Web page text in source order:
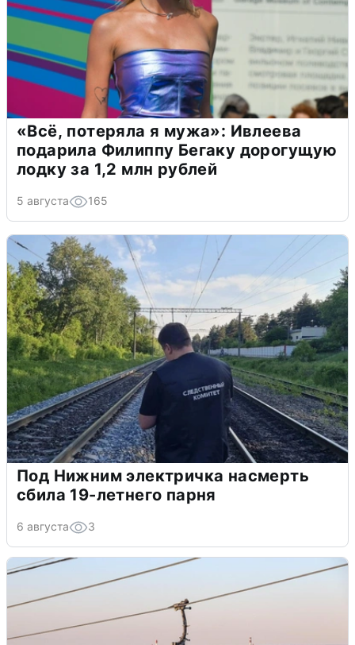
«Всё, потеряла я мужа»: Ивлеева
подарила Филиппу Бегаку дорогущую
лодку за 1,2 млн рублей
5 августа 165
Под Нижним электричка насмерть
сбила 19-летнего парня
6 августа 3